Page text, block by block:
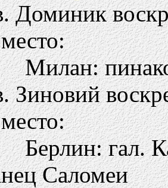
Доминик
место:
Милан:
Зиновий
место:
Берлин: гал.
Саломеи